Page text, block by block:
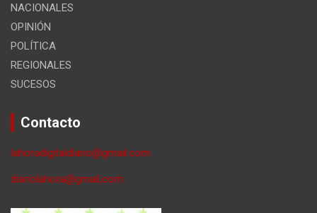
NACIONALES
OPINIÓN
POLÍTICA
REGIONALES
SUCESOS
Contacto
lahoradigitaldiario@gmail.com
diariolahora@gmail,com